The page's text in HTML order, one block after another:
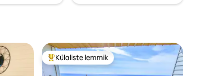
Külaliste suur lemmik
Külaliste lemmik